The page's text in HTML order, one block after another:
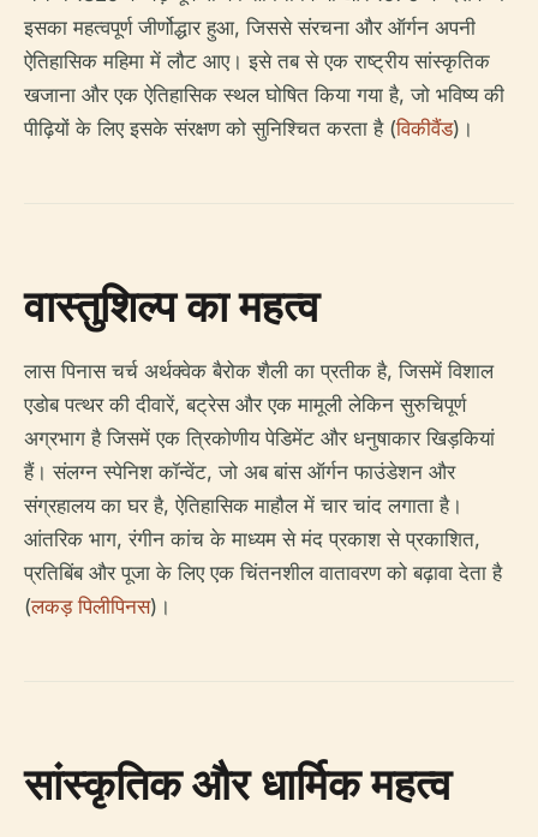
इसका महत्वपूर्ण जीर्णोद्धार हुआ, जिससे संरचना और ऑर्गन अपनी
ऐतिहासिक महिमा में लौट आए। इसे तब से एक राष्ट्रीय सांस्कृतिक
खजाना और एक ऐतिहासिक स्थल घोषित किया गया है, जो भविष्य की
पीढ़ियों के लिए इसके संरक्षण को सुनिश्चित करता है (विकीवैंड)।
वास्तुशिल्प का महत्व
लास पिनास चर्च अर्थक्वेक बैरोक शैली का प्रतीक है, जिसमें विशाल
एडोब पत्थर की दीवारें, बट्रेस और एक मामूली लेकिन सुरुचिपूर्ण
अग्रभाग है जिसमें एक त्रिकोणीय पेडिमेंट और धनुषाकार खिड़कियां
हैं। संलग्न स्पेनिश कॉन्वेंट, जो अब बांस ऑर्गन फाउंडेशन और
संग्रहालय का घर है, ऐतिहासिक माहौल में चार चांद लगाता है।
आंतरिक भाग, रंगीन कांच के माध्यम से मंद प्रकाश से प्रकाशित,
प्रतिबिंब और पूजा के लिए एक चिंतनशील वातावरण को बढ़ावा देता है
(लकड़ पिलीपिनस)।
सांस्कृतिक और धार्मिक महत्व